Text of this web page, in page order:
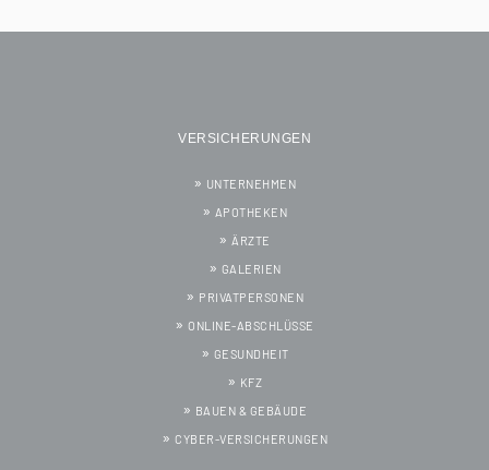
VERSICHERUNGEN
UNTERNEHMEN
APOTHEKEN
ÄRZTE
GALERIEN
PRIVATPERSONEN
ONLINE-ABSCHLÜSSE
GESUNDHEIT
KFZ
BAUEN & GEBÄUDE
CYBER-VERSICHERUNGEN